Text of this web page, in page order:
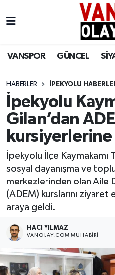
VANSPOR GÜNCEL
HABERLER İPEKYOLU
İpekyolu
Gilan’dan
İpekyolu İlçe Kaymakamı
sosyal dayanışma ve
merkezlerinden olan Aile
(ADEM) kurslarını
araya geldi.
HACI YILMAZ
VANOLAY.COM MUHABIRI
Siyaset
Ekonomi
Sağlık
Eğitim
Bilim & Teknoloji
Dünya
RESMİ İLANLAR
Van Nöbetçi Eczaneler
Van Namaz Vakitleri
Van Trafik Yoğunluk
Süper Lig Puan
Tüm Manşetler
Son Dakika Haberleri
Haber Arşivi